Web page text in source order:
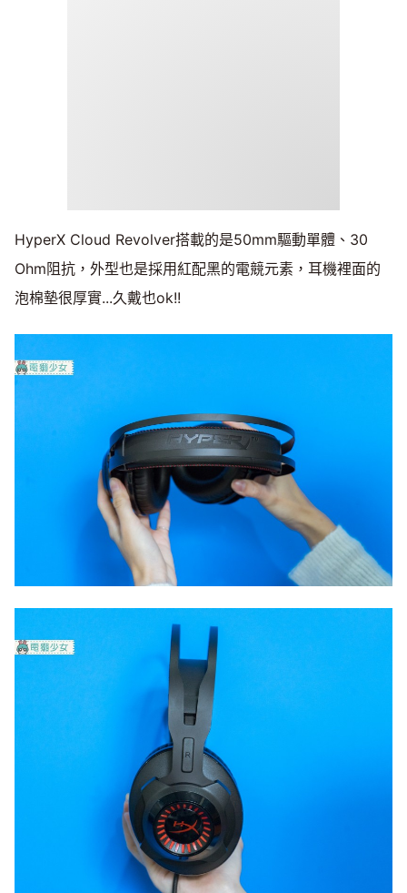
HyperX Cloud Revolver搭載的是50mm驅動單體、30
Ohm阻抗，外型也是採用紅配黑的電競元素，耳機裡面的
泡棉墊很厚實...久戴也ok!!